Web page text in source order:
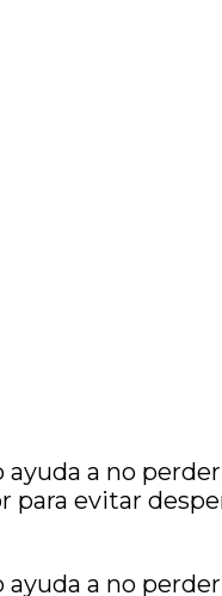
ayuda a no
para evitar
ayuda a no